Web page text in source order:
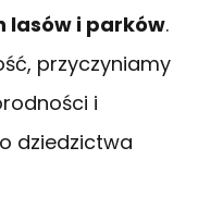
lasów i parków.
przyczyniamy
i
dziedzictwa